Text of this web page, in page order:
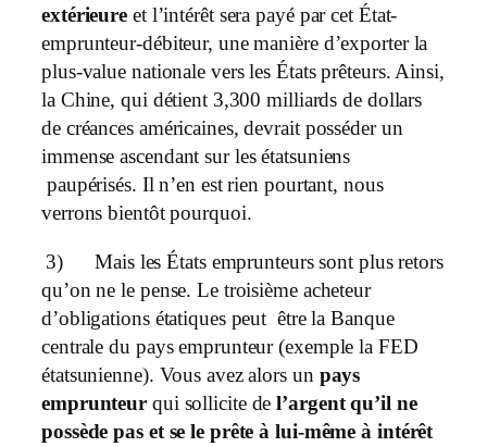
extérieure et l’intérêt sera payé par cet État-
emprunteur-débiteur, une manière d’exporter la
plus-value nationale vers les États prêteurs. Ainsi,
la Chine, qui détient 3,300 milliards de dollars
de créances américaines, devrait posséder un
immense ascendant sur les étatsuniens
paupérisés. Il n’en est rien pourtant, nous
verrons bientôt pourquoi.
3)
Mais les États emprunteurs sont plus retors
qu’on ne le pense. Le troisième acheteur
d’obligations étatiques peut être la Banque
centrale du pays emprunteur (exemple la FED
étatsunienne). Vous avez alors un pays
emprunteur qui sollicite del’argent qu’il ne
possède pas et se le prête à lui-même à intérêt